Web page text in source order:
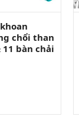
chổi than
bàn chải